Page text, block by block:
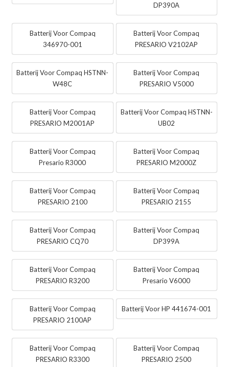
DP390A
Batterij Voor Compaq
346970-001
Batterij Voor Compaq
PRESARIO V2102AP
Batterij Voor Compaq HSTNN-
W48C
Batterij Voor Compaq
PRESARIO V5000
Batterij Voor Compaq
PRESARIO M2001AP
Batterij Voor Compaq HSTNN-
UB02
Batterij Voor Compaq
Presario R3000
Batterij Voor Compaq
PRESARIO M2000Z
Batterij Voor Compaq
PRESARIO 2100
Batterij Voor Compaq
PRESARIO 2155
Batterij Voor Compaq
PRESARIO CQ70
Batterij Voor Compaq
DP399A
Batterij Voor Compaq
PRESARIO R3200
Batterij Voor Compaq
Presario V6000
Batterij Voor Compaq
PRESARIO 2100AP
Batterij Voor HP 441674-001
Batterij Voor Compaq
PRESARIO R3300
Batterij Voor Compaq
PRESARIO 2500